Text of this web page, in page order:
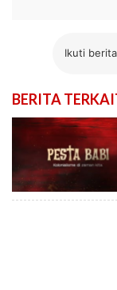
Ikuti
BERITA